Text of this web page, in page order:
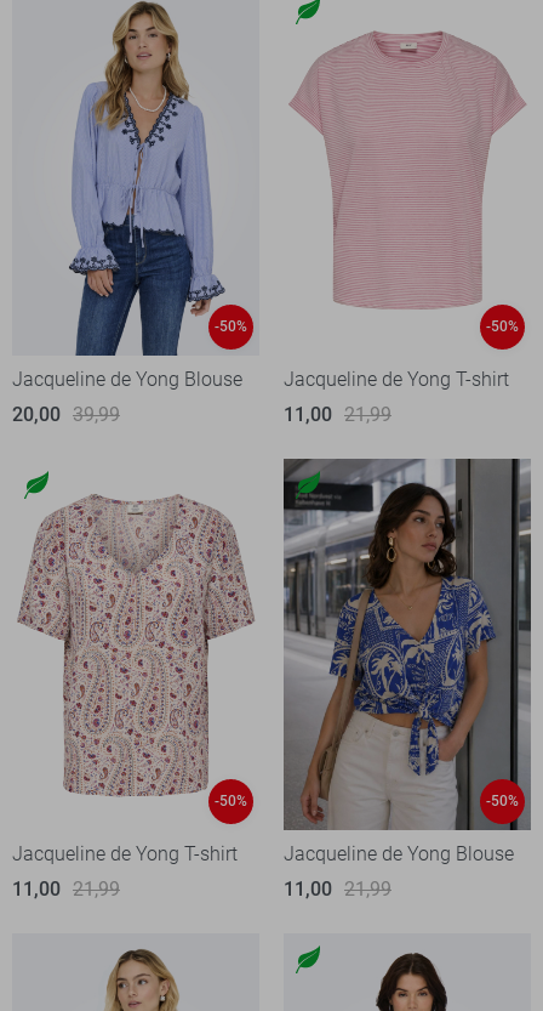
-50%
Jacqueline de Yong Blouse
20,00 39,99
-50%
Jacqueline de Yong T-shirt
11,00 21,99
-50%
Jacqueline de Yong T-shirt
11,00 21,99
-50%
Jacqueline de Yong Blouse
11,00 21,99